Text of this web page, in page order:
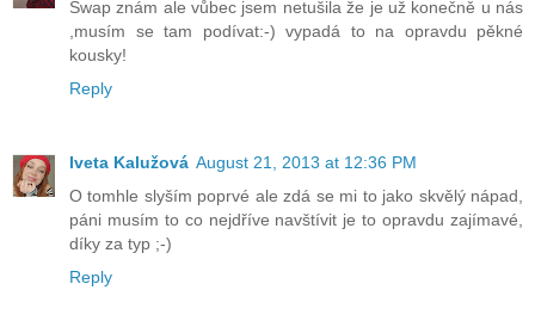
Swap znám ale vůbec jsem netušila že je už konečně u nás
,musím se tam podívat:-) vypadá to na opravdu pěkné
kousky!
Reply
Iveta Kalužová August 21, 2013 at 12:36 PM
O tomhle slyším poprvé ale zdá se mi to jako skvělý nápad,
páni musím to co nejdříve navštívit je to opravdu zajímavé,
díky za typ ;-)
Reply